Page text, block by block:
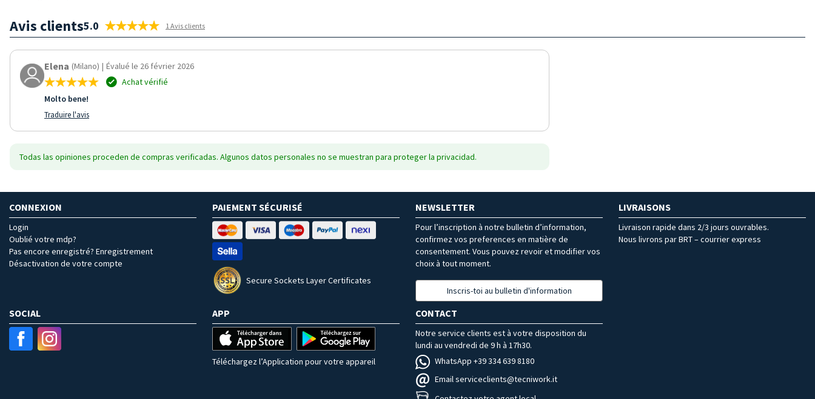
Avis clients5.0 1 Avis clients
Elena (Milano) | Évalué le 26 février 2026
Achat vérifié
Molto bene!
Traduire l'avis
Todas las opiniones proceden de compras verificadas. Algunos datos personales no se muestran para proteger la privacidad.
CONNEXION
Login
Oublié votre mdp?
Pas encore enregistré? Enregistrement
Désactivation de votre compte
PAIEMENT SÉCURISÉ
Secure Sockets Layer Certificates
NEWSLETTER
Pour l’inscription à notre bulletin d’information,
confirmez vos preferences en matière de
consentement. Vous pouvez revoir et modifier vos
choix à tout moment.
Inscris-toi au bulletin d'information
LIVRAISONS
Livraison rapide dans 2/3 jours ouvrables.
Nous livrons par BRT – courrier express
SOCIAL APP
Téléchargez l’Application pour votre appareil
CONTACT
Notre service clients est à votre disposition du
lundi au vendredi de 9 h à 17h30.
WhatsApp +39 334 639 8180
Email serviceclients@tecniwork.it